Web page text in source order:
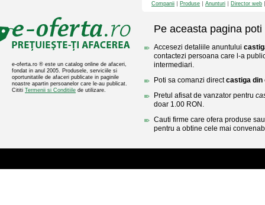
e-oferta.ro ® este un catalog online de afaceri,
fondat in anul 2005. Produsele, serviciile si
oportunitatile de afaceri publicate in paginile
noastre apartin persoanelor care le-au publicat.
Cititi Termenii si Conditiile de utilizare.
Companii Produse Anunturi Director web
Pe aceasta pagina poti
Accesezi detaliile anuntului
contactezi persoana care l-a
intermediari.
Poti sa comanzi directcastiga din
Pretul afisat de vanzator pentru
doar 1.00 RON.
Cauti firme care ofera produse
pentru a obtine cele mai